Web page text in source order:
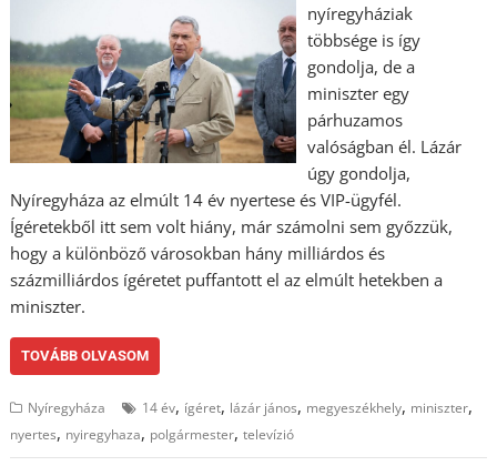
nyíregyháziak
többsége is így
gondolja, de a
miniszter egy
párhuzamos
valóságban él. Lázár
úgy gondolja,
Nyíregyháza az elmúlt 14 év nyertese és VIP-ügyfél.
Ígéretekből itt sem volt hiány, már számolni sem győzzük,
hogy a különböző városokban hány milliárdos és
százmilliárdos ígéretet puffantott el az elmúlt hetekben a
miniszter.
TOVÁBB OLVASOM
Nyíregyháza 14 év, ígéret, lázár jános, megyeszékhely, miniszter,
nyertes, nyiregyhaza, polgármester,televízió